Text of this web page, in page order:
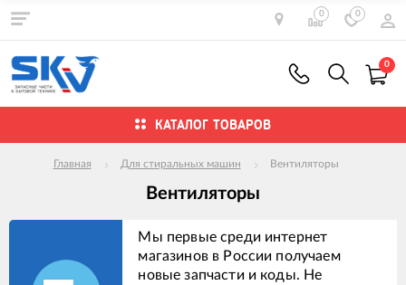
0 0
0
КАТАЛОГ ТОВАРОВ
Главная Для стиральных машин Вентиляторы
Вентиляторы
Мы первые среди интернет
магазинов в России получаем
новые запчасти и коды. Не